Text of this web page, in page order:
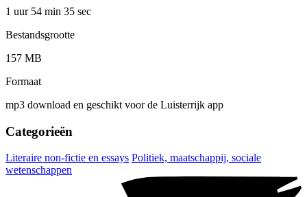
1 uur 54 min 35 sec
Bestandsgrootte
157 MB
Formaat
mp3 download en geschikt voor de Luisterrijk app
Categorieën
Literaire non-fictie en essays Politiek, maatschappij, sociale
wetenschappen